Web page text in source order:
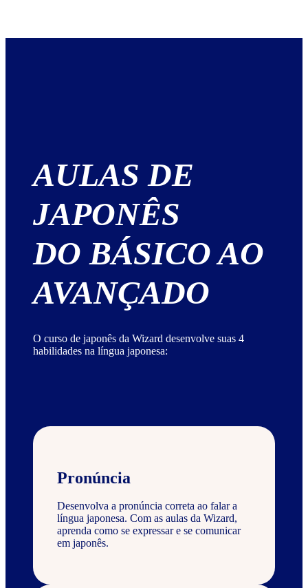
AULAS DE
JAPONÊS
DO BÁSICO AO
AVANÇADO
O curso de japonês da Wizard desenvolve suas 4
habilidades na língua japonesa:
Pronúncia
Desenvolva a pronúncia correta ao falar a
língua japonesa. Com as aulas da Wizard,
aprenda como se expressar e se comunicar
em japonês.